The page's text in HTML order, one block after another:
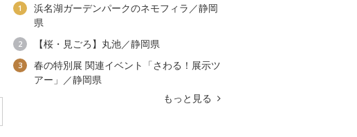
1
浜名湖ガーデンパークのネモフィラ／静岡
県
2 【桜・見ごろ】丸池／静岡県
3
春の特別展 関連イベント「さわる！展示ツ
アー」／静岡県
もっと見る